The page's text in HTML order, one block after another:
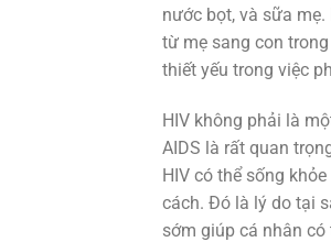
nước bọt, và sữa
từ mẹ sang con
thiết yếu trong việc
HIV không phải là
AIDS là rất quan
HIV có thể sống
cách. Đó là lý do tại
sớm giúp cá nhân